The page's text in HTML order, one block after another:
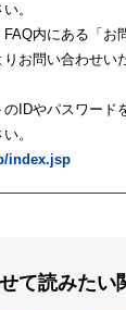
。
内にある「お
りお問い合わせい
IDやパスワード
。
index.jsp
て読みたい